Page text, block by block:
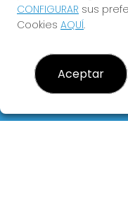
Y QUE
CONFIGURAR sus
Cookies AQUÍ.
Aceptar